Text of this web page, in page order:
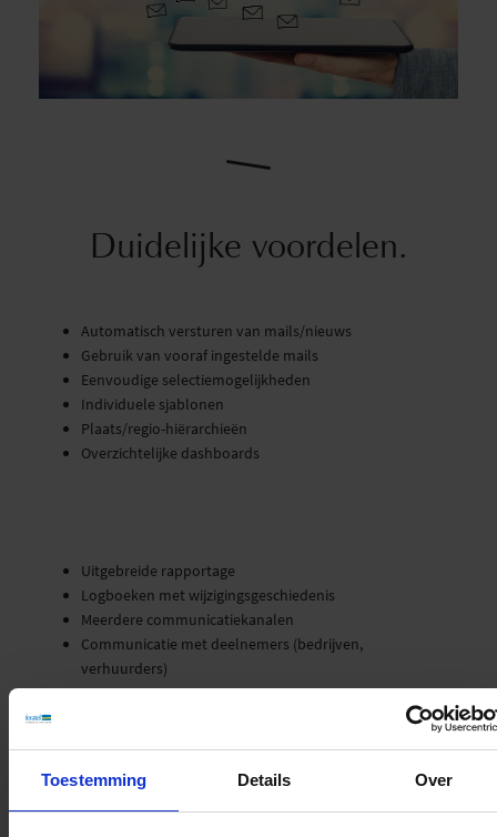
Toestemming Details Over
Duidelijke voordelen.
Automatisch versturen van mails/nieuws
Gebruik van vooraf ingestelde mails
Eenvoudige selectiemogelijkheden
Individuele sjablonen
Plaats/regio-hiërarchieën
Overzichtelijke dashboards
Uitgebreide rapportage
Logboeken met wijzigingsgeschiedenis
Meerdere communicatiekanalen
Communicatie met deelnemers (bedrijven,
verhuurders)
De CRM- en communicatietool NumBirds legt de basis voor